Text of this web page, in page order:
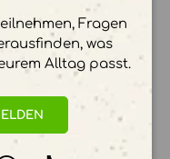
sicher
Fragen
was
Alltag passt.